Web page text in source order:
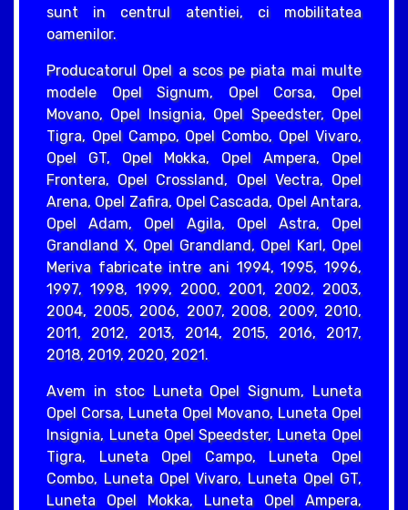
sunt in centrul atentiei, ci mobilitatea
oamenilor.
Producatorul Opel a scos pe piata mai multe
modele Opel Signum, Opel Corsa, Opel
Movano, Opel Insignia, Opel Speedster, Opel
Tigra, Opel Campo, Opel Combo, Opel Vivaro,
Opel GT, Opel Mokka, Opel Ampera, Opel
Frontera, Opel Crossland, Opel Vectra, Opel
Arena, Opel Zafira, Opel Cascada, Opel Antara,
Opel Adam, Opel Agila, Opel Astra, Opel
Grandland X, Opel Grandland, Opel Karl, Opel
Meriva fabricate intre ani 1994, 1995, 1996,
1997, 1998, 1999, 2000, 2001, 2002, 2003,
2004, 2005, 2006, 2007, 2008, 2009, 2010,
2011, 2012, 2013, 2014, 2015, 2016, 2017,
2018, 2019, 2020, 2021.
Avem in stoc Luneta Opel Signum, Luneta
Opel Corsa, Luneta Opel Movano, Luneta Opel
Insignia, Luneta Opel Speedster, Luneta Opel
Tigra, Luneta Opel Campo, Luneta Opel
Combo, Luneta Opel Vivaro, Luneta Opel GT,
Luneta Opel Mokka, Luneta Opel Ampera,